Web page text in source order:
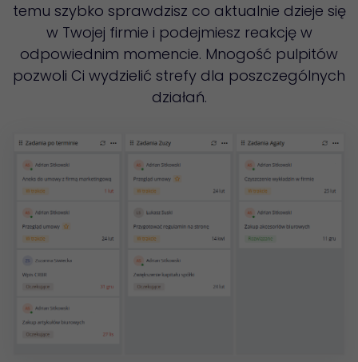
temu szybko sprawdzisz co aktualnie dzieje się
w Twojej firmie i podejmiesz reakcję w
odpowiednim momencie. Mnogość pulpitów
pozwoli Ci wydzielić strefy dla poszczególnych
działań.